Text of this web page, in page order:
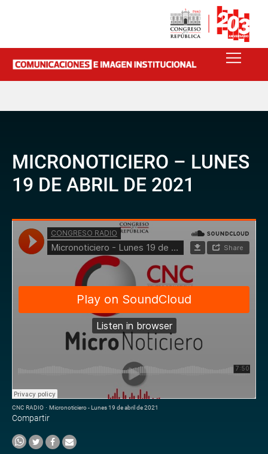
MICRONOTICIERO – LUNES
19 DE ABRIL DE 2021
CNC RADIO · Micronoticiero - Lunes 19 de abril de 2021
Compartir